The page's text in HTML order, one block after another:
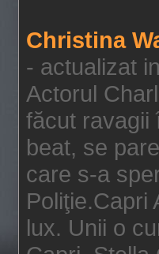
Christina
- actualizat
Actorul
făcut ravagii
beat, se
care s-a
Poliţie.Capri
lux. Unii o